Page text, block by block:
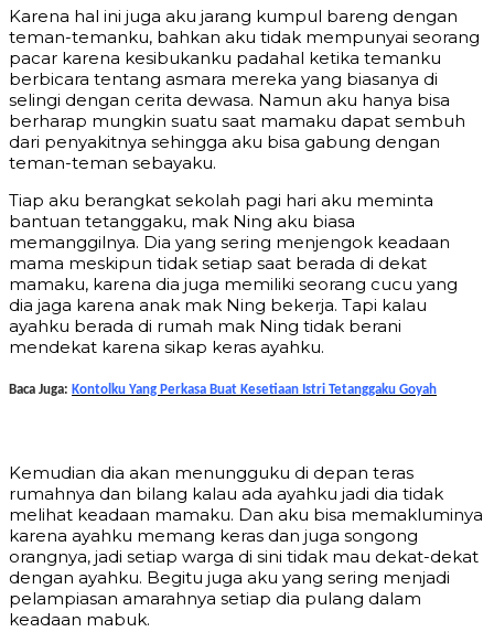
Karena hal ini juga aku jarang kumpul bareng dengan
teman-temanku, bahkan aku tidak mempunyai seorang
pacar karena kesibukanku padahal ketika temanku
berbicara tentang asmara mereka yang biasanya di
selingi dengan cerita dewasa. Namun aku hanya bisa
berharap mungkin suatu saat mamaku dapat sembuh
dari penyakitnya sehingga aku bisa gabung dengan
teman-teman sebayaku.
Tiap aku berangkat sekolah pagi hari aku meminta
bantuan tetanggaku, mak Ning aku biasa
memanggilnya. Dia yang sering menjengok keadaan
mama meskipun tidak setiap saat berada di dekat
mamaku, karena dia juga memiliki seorang cucu yang
dia jaga karena anak mak Ning bekerja. Tapi kalau
ayahku berada di rumah mak Ning tidak berani
mendekat karena sikap keras ayahku.
Baca Juga: Kontolku Yang Perkasa Buat Kesetiaan Istri Tetanggaku Goyah
Kemudian dia akan menungguku di depan teras
rumahnya dan bilang kalau ada ayahku jadi dia tidak
melihat keadaan mamaku. Dan aku bisa memakluminya
karena ayahku memang keras dan juga songong
orangnya, jadi setiap warga di sini tidak mau dekat-dekat
dengan ayahku. Begitu juga aku yang sering menjadi
pelampiasan amarahnya setiap dia pulang dalam
keadaan mabuk.